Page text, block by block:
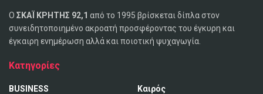
Ο ΣΚΑΪ ΚΡΗΤΗΣ 92,1 από το 1995 βρίσκεται δίπλα στον
συνειδητοποιημένο ακροατή προσφέροντας του έγκυρη και
έγκαιρη ενημέρωση αλλά και ποιοτική ψυχαγωγία.
Κατηγορίες
BUSINESS
Καιρός